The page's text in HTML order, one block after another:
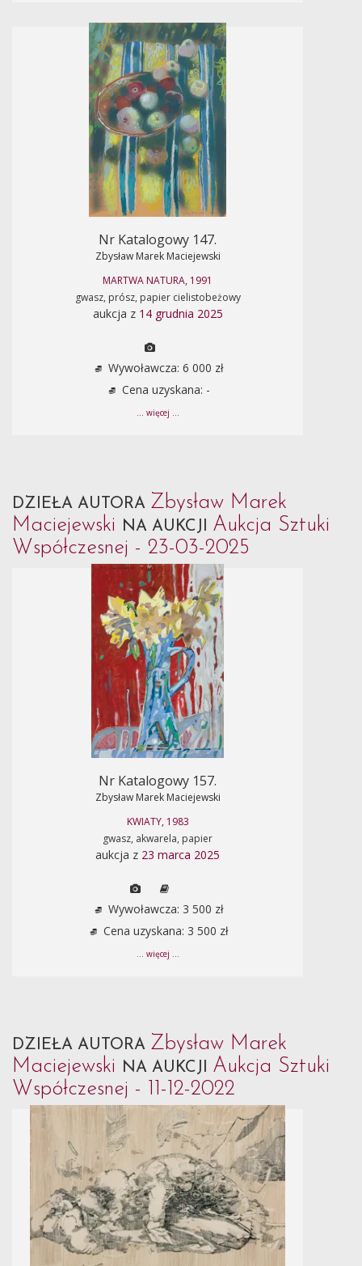
Nr Katalogowy 147.
Zbysław Marek Maciejewski
MARTWA NATURA, 1991
gwasz, prósz, papier cielistobeżowy
aukcja z 14 grudnia 2025
Wywoławcza: 6 000 zł
Cena uzyskana: -
... więcej ...
DZIEŁA AUTORA Zbysław Marek
Maciejewski NA AUKCJI Aukcja Sztuki
Współczesnej - 23-03-2025
Nr Katalogowy 157.
Zbysław Marek Maciejewski
KWIATY, 1983
gwasz, akwarela, papier
aukcja z 23 marca 2025
Wywoławcza: 3 500 zł
Cena uzyskana: 3 500 zł
... więcej ...
DZIEŁA AUTORA Zbysław Marek
Maciejewski NA AUKCJI Aukcja Sztuki
Współczesnej - 11-12-2022